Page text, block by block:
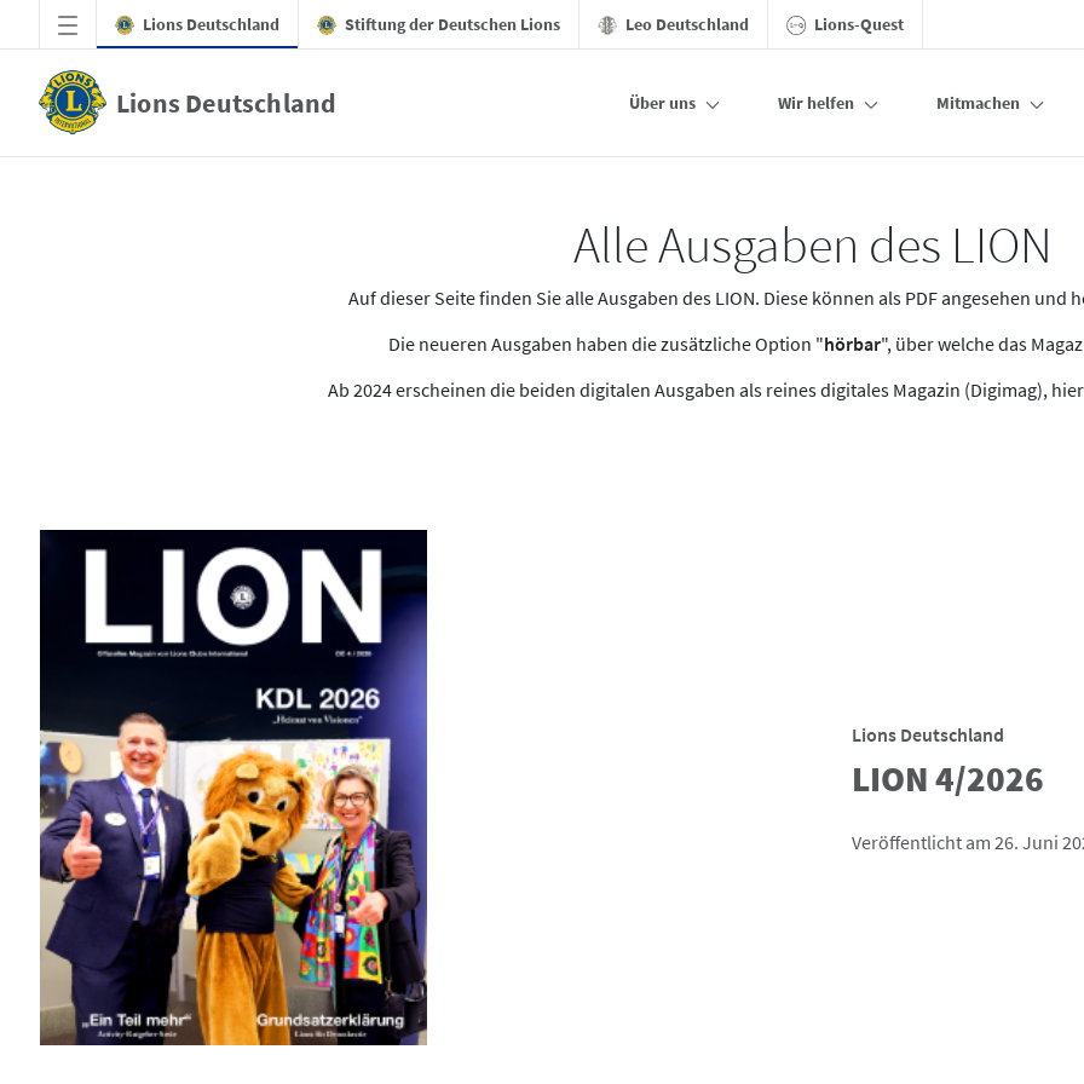
Zum Hauptinhalt springen
Lions Deutschland Stiftung der Deutschen Lions Leo Deutschland Lions-Quest
Lions Deutschland Über uns Wir helfen Mitmachen
Alle Ausgaben des LION
Auf dieser Seite finden Sie alle Ausgaben des LION. Diese können als PDF angesehen und
Die neueren Ausgaben haben die zusätzliche Option "hörbar", über welche das
Ab 2024 erscheinen die beiden digitalen Ausgaben als reines digitales Magazin (Digimag),
Lions Deutschland
LION 4/2026
Veröffentlicht am 26. Juni